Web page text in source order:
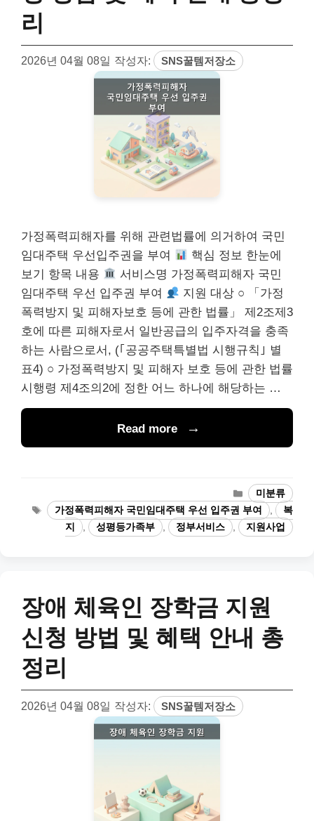
리
2026년 04월 08일 작성자: SNS꿀템저장소
가정폭력피해자를 위해 관련법률에 의거하여 국민
임대주택 우선입주권을 부여
핵심 정보 한눈에
보기 항목 내용
서비스명 가정폭력피해자 국민
임대주택 우선 입주권 부여
지원 대상 ○ 「가정
폭력방지 및 피해자보호 등에 관한 법률」 제2조제3
호에 따른 피해자로서 일반공급의 입주자격을 충족
하는 사람으로서, (｢공공주택특별법 시행규칙｣ 별
표4) ○ 가정폭력방지 및 피해자 보호 등에 관한 법률
시행령 제4조의2에 정한 어느 하나에 해당하는 …
Read more
카
테
고
리
미분류
태
그
가정폭력피해자 국민임대주택 우선 입주권 부여 ,
복
지
, 성평등가족부 , 정부서비스 , 지원사업
장애 체육인 장학금 지원
신청 방법 및 혜택 안내 총
정리
2026년 04월 08일 작성자: SNS꿀템저장소